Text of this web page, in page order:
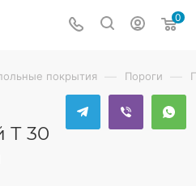
0
покрытия — Пороги —
Т 30